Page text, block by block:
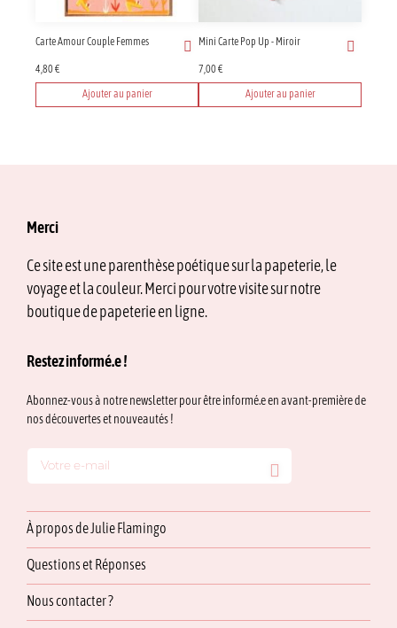
Carte Amour Couple Femmes
4,80€
Ajouter au panier
Mini Carte Pop Up - Miroir
7,00€
Ajouter au panier
Merci
Ce site est une parenthèse poétique sur la papeterie, le
voyage et la couleur. Merci pour votre visite sur notre
boutique de papeterie en ligne.
Restez informé.e !
Abonnez-vous à notre newsletter pour être informé.e en avant-première de
nos découvertes et nouveautés !
À propos de Julie Flamingo
Questions et Réponses
Nous contacter ?